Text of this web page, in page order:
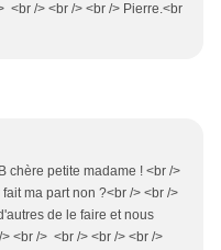
<br /> <br /> <br /> Pierre.<br
chère petite madame ! <br />
ma part non ?<br /> <br />
de le faire et nous
<br /> <br /> <br /> <br />